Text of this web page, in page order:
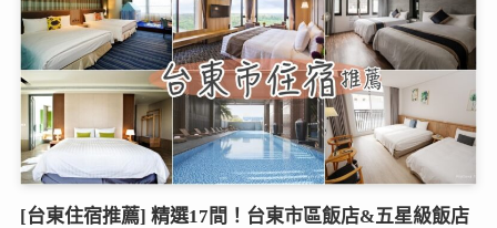
[台東住宿推薦] 精選17間！台東市區飯店&五星級飯店